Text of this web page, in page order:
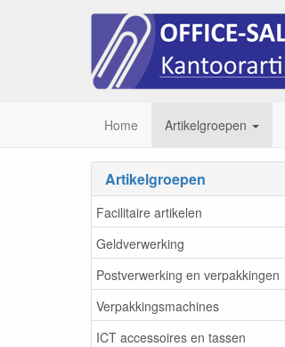
Home Artikelgroepen
Artikelgroepen
Facilitaire artikelen
Geldverwerking
Postverwerking en verpakkingen
Verpakkingsmachines
ICT accessoires en tassen